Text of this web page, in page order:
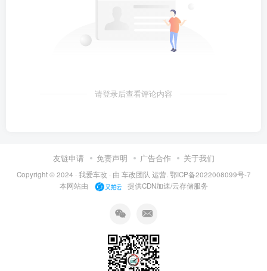
请登录后查看评论内容
友链申请 免责声明 广告合作 关于我们
Copyright © 2024 · 我爱车改 · 由 车改团队 运营. 鄂ICP备2022008099号-7
本网站由
提供CDN加速/云存储服务